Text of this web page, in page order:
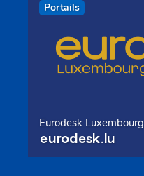
Portails
Eurodesk Luxembourg
eurodesk.lu